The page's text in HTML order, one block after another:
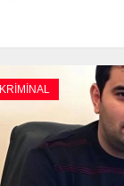
KRİMİNAL